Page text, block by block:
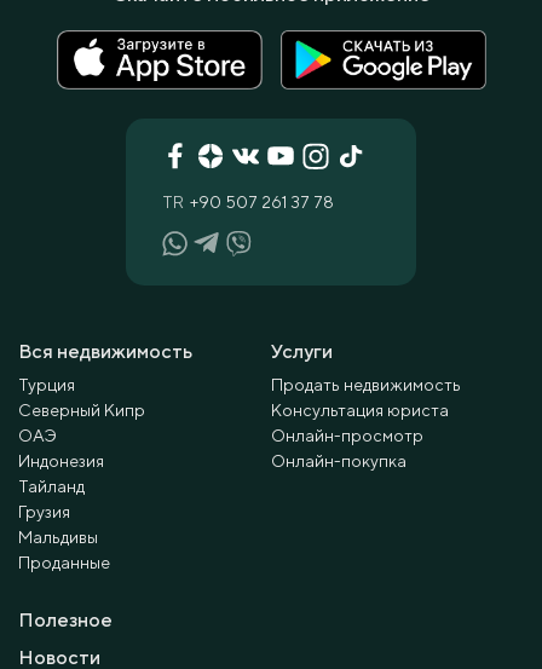
Вся недвижимость
Турция
Северный Кипр
ОАЭ
Индонезия
Тайланд
Грузия
Мальдивы
Проданные
Услуги
Продать недвижимость
Консультация юриста
Онлайн-просмотр
Онлайн-покупка
Полезное
Новости
TR +90 507 261 37 78